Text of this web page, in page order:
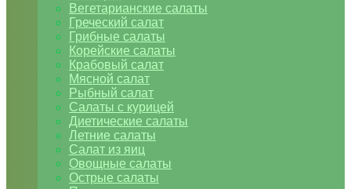
Вегетарианские салаты
Греческий салат
Грибные салаты
Корейские салаты
Крабовый салат
Мясной салат
Рыбный салат
Салаты с курицей
Диетические салаты
Летние салаты
Салат из яиц
Овощные салаты
Острые салаты